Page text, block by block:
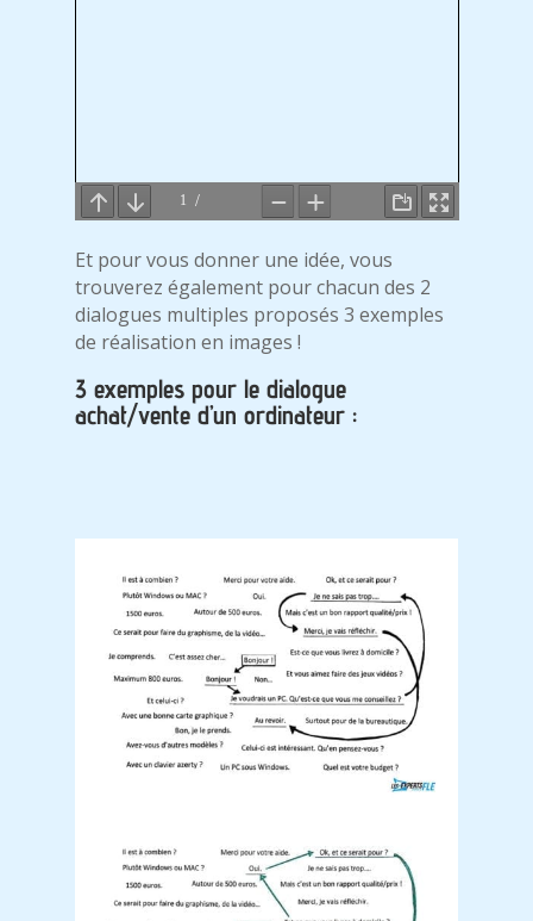
Et pour vous donner une idée, vous
trouverez également pour chacun des 2
dialogues multiples proposés 3 exemples
de réalisation en images !
3 exemples pour le dialogue
achat/vente d’un ordinateur :